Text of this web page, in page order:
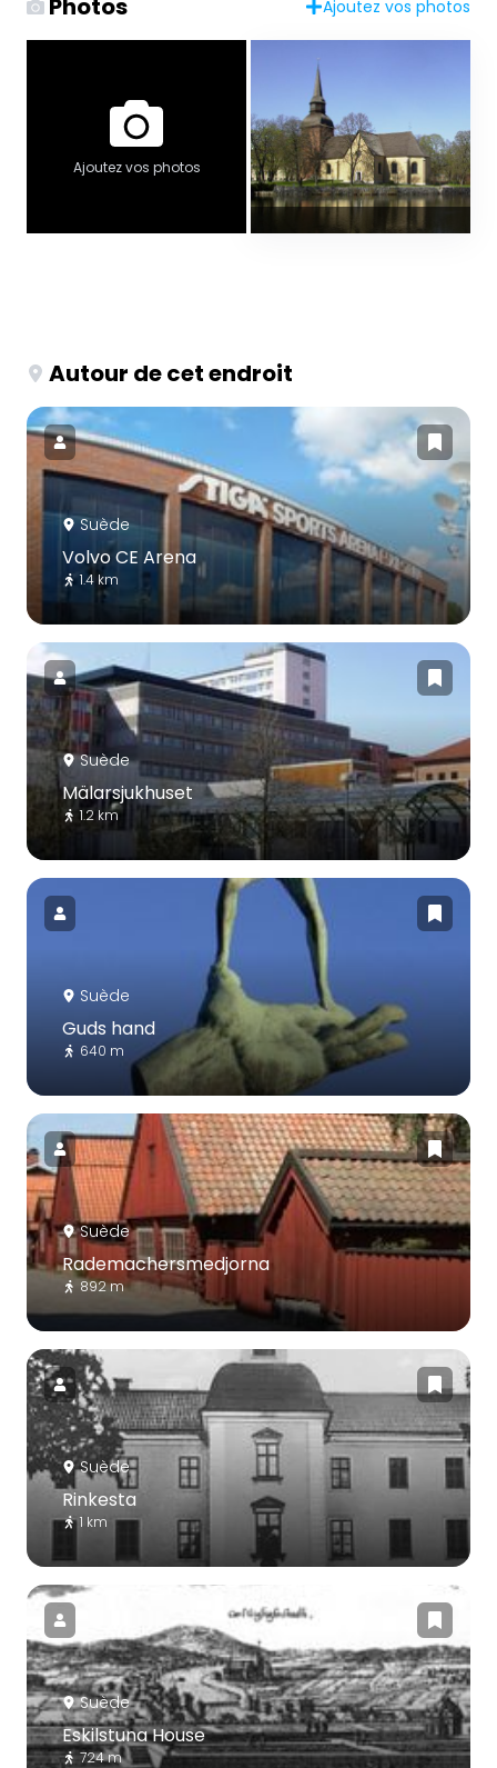
Photos Ajoutez vos photos
Ajoutez vos photos
Autour de cet endroit
Suède
Volvo CE Arena
1.4 km
Suède
Mälarsjukhuset
1.2 km
Suède
Guds hand
640 m
Suède
Rademachersmedjorna
892 m
Suède
Rinkesta
1 km
Suède
Eskilstuna House
724 m